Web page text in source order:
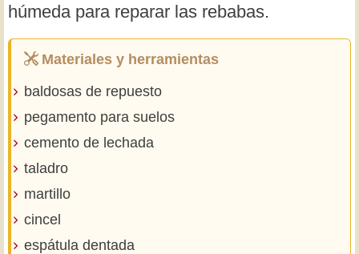
húmeda para reparar las rebabas.
Materiales y herramientas
baldosas de repuesto
pegamento para suelos
cemento de lechada
taladro
martillo
cincel
espátula dentada